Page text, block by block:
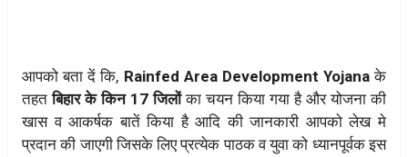
आपको बता दें कि, Rainfed Area Development Yojanaके
तहतबिहार के किन 17 जिलोंका चयन किया गया है और योजना की
खास व आकर्षक बातें किया है आदि की जानकारी आपको लेख मे
प्रदान की जाएगी जिसके लिए प्रत्येक पाठक व युवा को ध्यानपूर्वक इस